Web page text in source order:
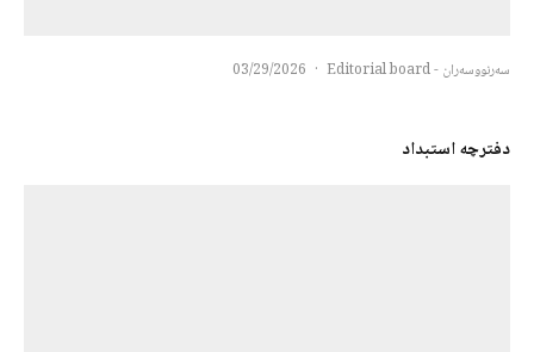
سەرنووسەران - Editorial board ·
03/29/2026
دفترچه استبداد